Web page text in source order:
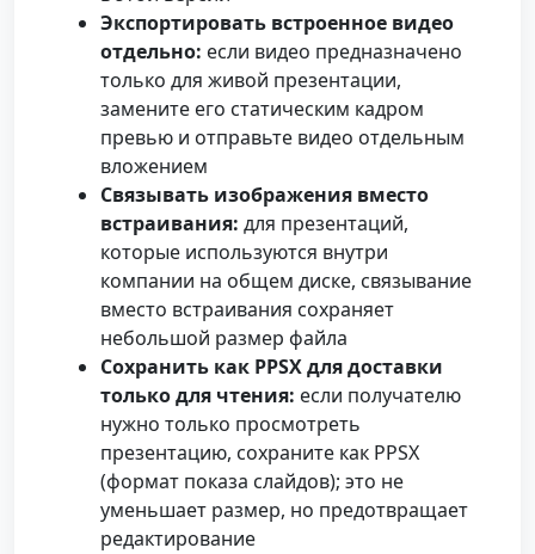
Экспортировать встроенное видео
отдельно: если видео предназначено
только для живой презентации,
замените его статическим кадром
превью и отправьте видео отдельным
вложением
Связывать изображения вместо
встраивания: для презентаций,
которые используются внутри
компании на общем диске, связывание
вместо встраивания сохраняет
небольшой размер файла
Сохранить как PPSX для доставки
только для чтения: если получателю
нужно только просмотреть
презентацию, сохраните как PPSX
(формат показа слайдов); это не
уменьшает размер, но предотвращает
редактирование